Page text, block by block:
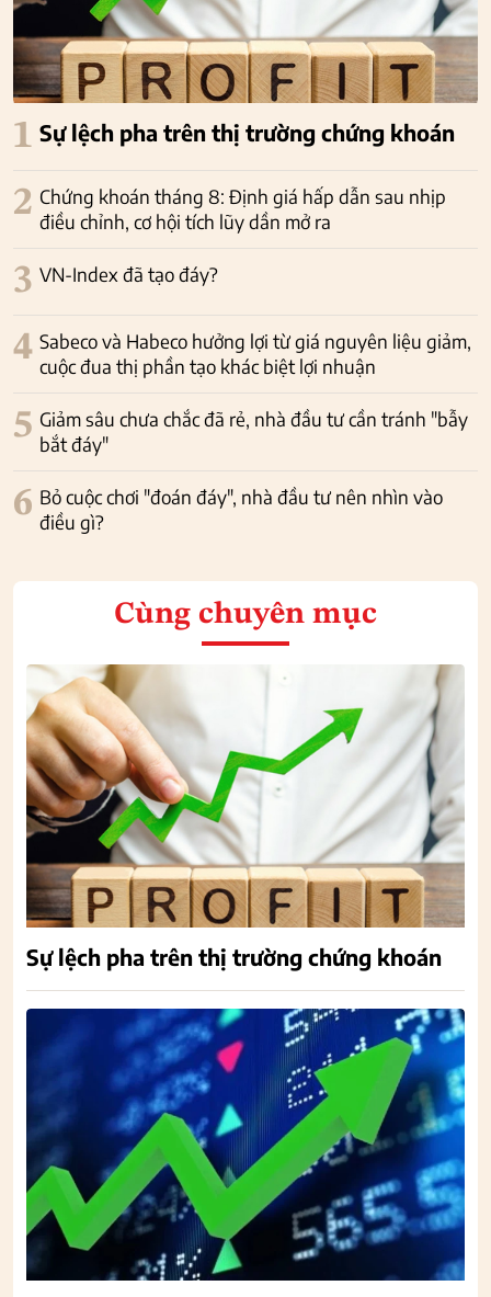
1 Sự lệch pha trên thị trường chứng khoán
2 Chứng khoán tháng 8: Định giá hấp dẫn sau nhịp
điều chỉnh, cơ hội tích lũy dần mở ra
3 VN-Index đã tạo đáy?
4 Sabeco và Habeco hưởng lợi từ giá nguyên liệu giảm,
cuộc đua thị phần tạo khác biệt lợi nhuận
5 Giảm sâu chưa chắc đã rẻ, nhà đầu tư cần tránh "bẫy
bắt đáy"
6 Bỏ cuộc chơi "đoán đáy", nhà đầu tư nên nhìn vào
điều gì?
Cùng chuyên mục
Sự lệch pha trên thị trường chứng khoán